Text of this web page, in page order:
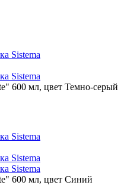
600 мл, цвет Темно-серый
600 мл, цвет Синий